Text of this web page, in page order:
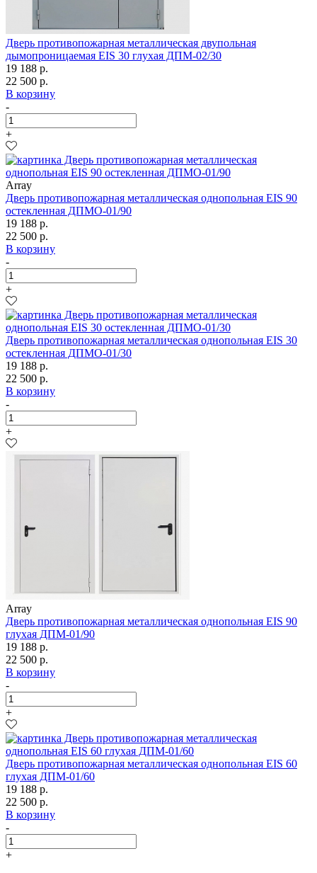
Дверь противопожарная металлическая двупольная
дымопроницаемая EIS 30 глухая ДПМ-02/30
19 188 р.
22 500 р.
В корзину
-
+
Array
Дверь противопожарная металлическая однопольная EIS 90
остекленная ДПМО-01/90
19 188 р.
22 500 р.
В корзину
-
+
Дверь противопожарная металлическая однопольная EIS 30
остекленная ДПМО-01/30
19 188 р.
22 500 р.
В корзину
-
+
Array
Дверь противопожарная металлическая однопольная EIS 90
глухая ДПМ-01/90
19 188 р.
22 500 р.
В корзину
-
+
Дверь противопожарная металлическая однопольная EIS 60
глухая ДПМ-01/60
19 188 р.
22 500 р.
В корзину
-
+